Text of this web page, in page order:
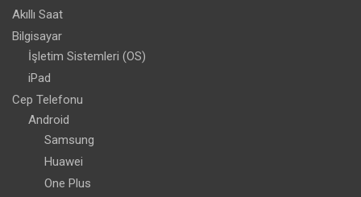
Akıllı Saat
Bilgisayar
İşletim Sistemleri (OS)
iPad
Cep Telefonu
Android
Samsung
Huawei
One Plus